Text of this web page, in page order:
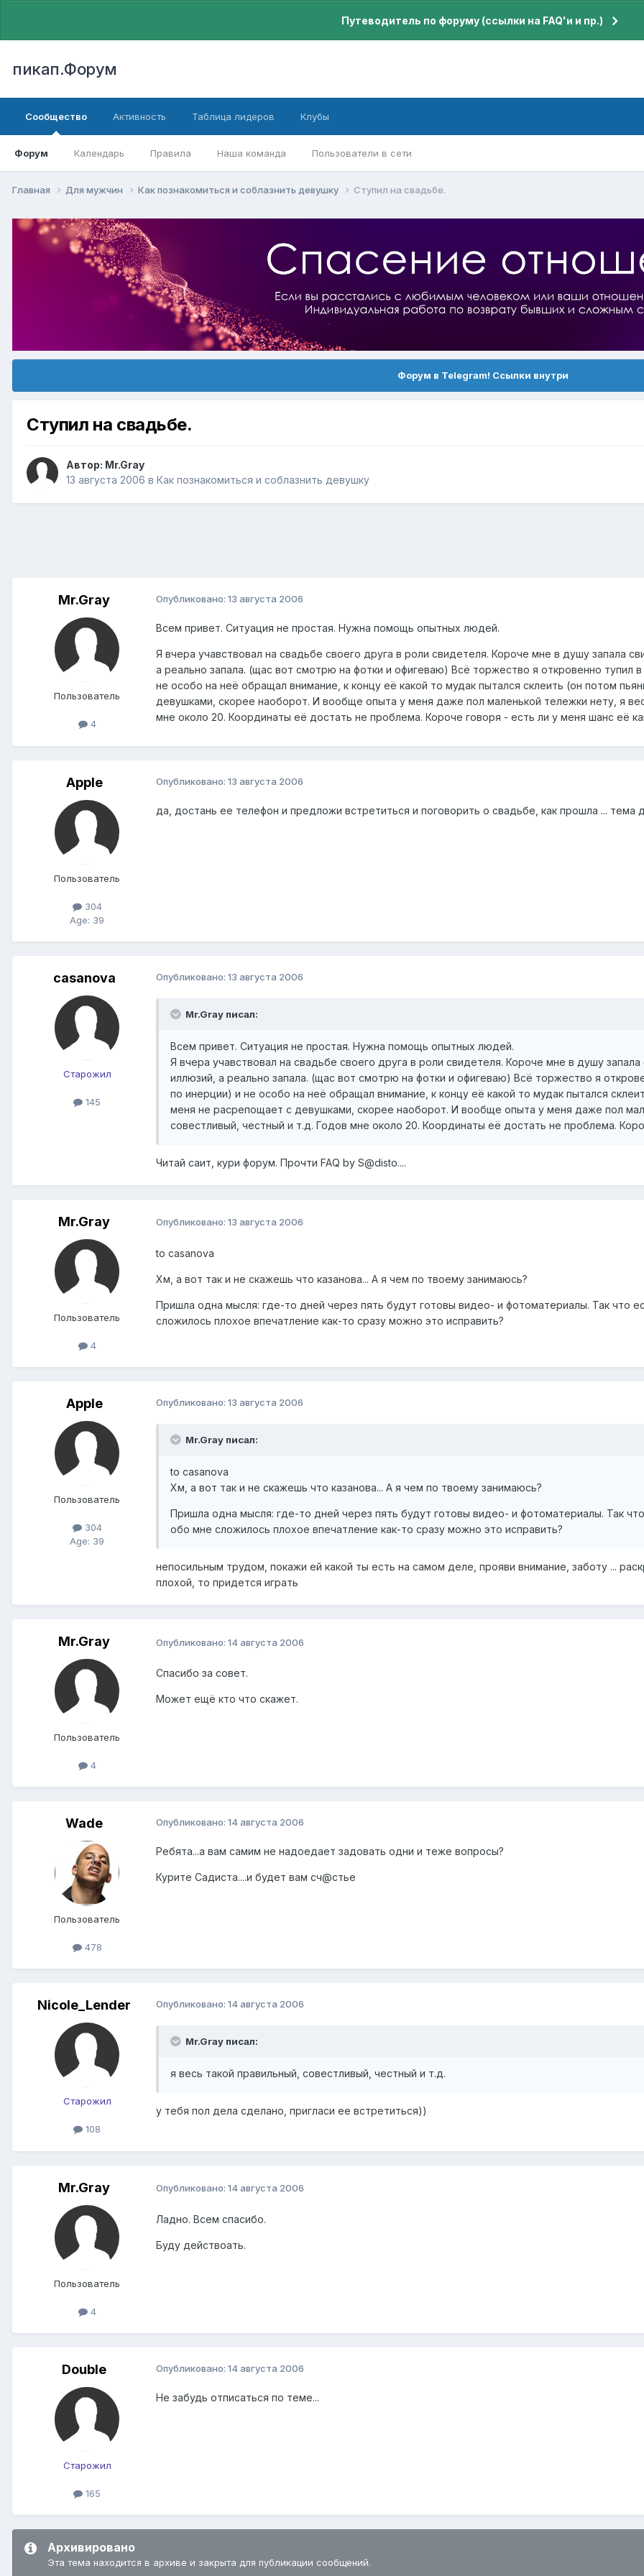
Путеводитель по форуму (ссылки на FAQ'и и пр.)
пикап.Форум
Сообщество
Форум Календарь Правила Наша команда Пользователи в сети
Активность Таблица лидеров Клубы
Главная Для мужчин Как познакомиться и соблазнить девушку Ступил на свадьбе.
Форум в Telegram! Ссылки внутри
Ступил на свадьбе.
Автор: Mr.Gray
13 августа 2006 в Как познакомиться и соблазнить девушку
Mr.Gray
Пользователь
4
Опубликовано: 13 августа 2006
Всем привет. Ситуация не простая. Нужна помощь опытных людей.
Я вчера учавствовал на свадьбе своего друга в роли свидетеля. Короче мне в душу запала
а реально запала. (щас вот смотрю на фотки и офигеваю) Всё торжество я откровенно тупил
не особо на неё обращал внимание, к концу её какой то мудак пытался склеить (он потом
девушками, скорее наоборот. И вообще опыта у меня даже пол маленькой тележки нету, я
мне около 20. Координаты её достать не проблема. Короче говоря - есть ли у меня шанс её
Apple
Пользователь
304
Age: 39
Опубликовано: 13 августа 2006
да, достань ее телефон и предложи встретиться и поговорить о свадьбе, как прошла ... тема
casanova
Старожил
145
Опубликовано: 13 августа 2006
Mr.Gray писал:
Всем привет. Ситуация не простая. Нужна помощь опытных людей.
Я вчера учавствовал на свадьбе своего друга в роли свидетеля. Короче мне в душу
иллюзий, а реально запала. (щас вот смотрю на фотки и офигеваю) Всё торжество я
по инерции) и не особо на неё обращал внимание, к концу её какой то мудак пытался
меня не расрепощает с девушками, скорее наоборот. И вообще опыта у меня даже пол
совестливый, честный и т.д. Годов мне около 20. Координаты её достать не проблема.
Читай саит, кури форум. Прочти FAQ by S@disto....
Mr.Gray
Пользователь
4
Опубликовано: 13 августа 2006
to casanova
Хм, а вот так и не скажешь что казанова... А я чем по твоему занимаюсь?
Пришла одна мысля: где-то дней через пять будут готовы видео- и фотоматериалы. Так что
сложилось плохое впечатление как-то сразу можно это исправить?
Apple
Пользователь
304
Age: 39
Опубликовано: 13 августа 2006
Mr.Gray писал:
to casanova
Хм, а вот так и не скажешь что казанова... А я чем по твоему занимаюсь?
Пришла одна мысля: где-то дней через пять будут готовы видео- и фотоматериалы. Так
обо мне сложилось плохое впечатление как-то сразу можно это исправить?
непосильным трудом, покажи ей какой ты есть на самом деле, прояви внимание, заботу ...
плохой, то придется играть
Mr.Gray
Пользователь
4
Опубликовано: 14 августа 2006
Спасибо за совет.
Может ещё кто что скажет.
Wade
Пользователь
478
Опубликовано: 14 августа 2006
Ребята...а вам самим не надоедает задовать одни и теже вопросы?
Курите Садиста....и будет вам сч@стье
Nicole_Lender
Старожил
108
Опубликовано: 14 августа 2006
Mr.Gray писал:
я весь такой правильный, совестливый, честный и т.д.
у тебя пол дела сделано, пригласи ее встретиться))
Mr.Gray
Пользователь
4
Опубликовано: 14 августа 2006
Ладно. Всем спасибо.
Буду действоать.
Double
Старожил
165
Опубликовано: 14 августа 2006
Не забудь отписаться по теме...
Архивировано
Эта тема находится в архиве и закрыта для публикации сообщений.